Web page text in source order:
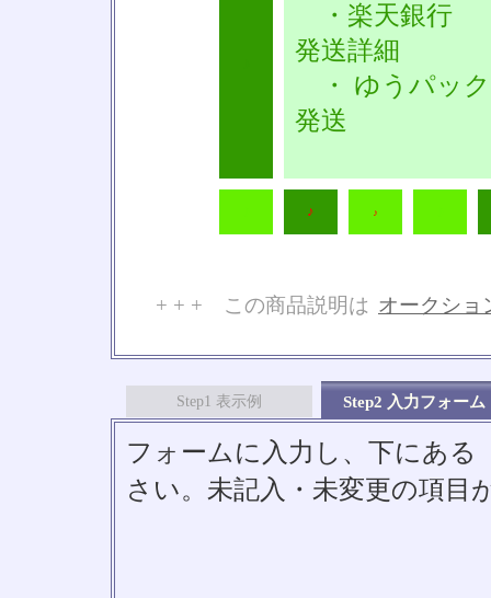
・楽天銀行
発送詳細
・ ゆうパッ
発送
♪ ♪
+ + + この商品説明は オークショ
Step1 表示例 Step2 入力フォーム
フォームに入力し、下にあ
さい。未記入・未変更の項目